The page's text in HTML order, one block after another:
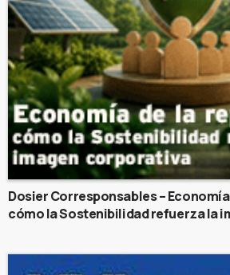
Dosier Corresponsables –
cómo la Sostenibilidad refuerza la